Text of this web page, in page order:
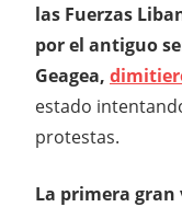
las Fuerzas
por el antiguo
Geagea,
estado
protestas.
La primera